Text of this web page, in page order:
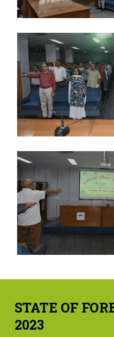
STATE OF
2023